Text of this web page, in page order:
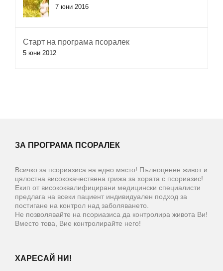
7 юни 2016
Старт на програма псоралек
5 юни 2012
ЗА ПРОГРАМА ПСОРАЛЕК
Всичко за псориазиса на едно място! Пълноценен живот и
цялостна висококачествена грижа за хората с псориазис!
Екип от висококвалифицирани медицински специалисти
предлага на всеки пациент индивидуален подход за
постигане на контрол над заболяването.
Не позволявайте на псориазиса да контролира живота Ви!
Вместо това, Вие контролирайте него!
ХАРЕСАЙ НИ!